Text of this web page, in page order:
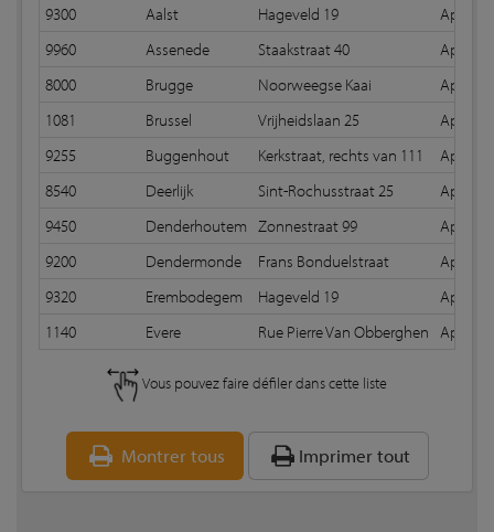
9300
Aalst Hageveld 19
9960
Assenede Staakstraat 40
8000
Brugge Noorweegse Kaai
1081
Brussel Vrijheidslaan 25
9255
Buggenhout Kerkstraat, rechts van 111
8540
Deerlijk Sint-Rochusstraat 25
9450
Denderhoutem Zonnestraat 99
9200
Dendermonde Frans Bonduelstraat
9320
Erembodegem Hageveld 19
1140
Evere Rue Pierre Van Obberghen
Vous pouvez faire défiler dans cette liste
Montrer tous Imprimer tout